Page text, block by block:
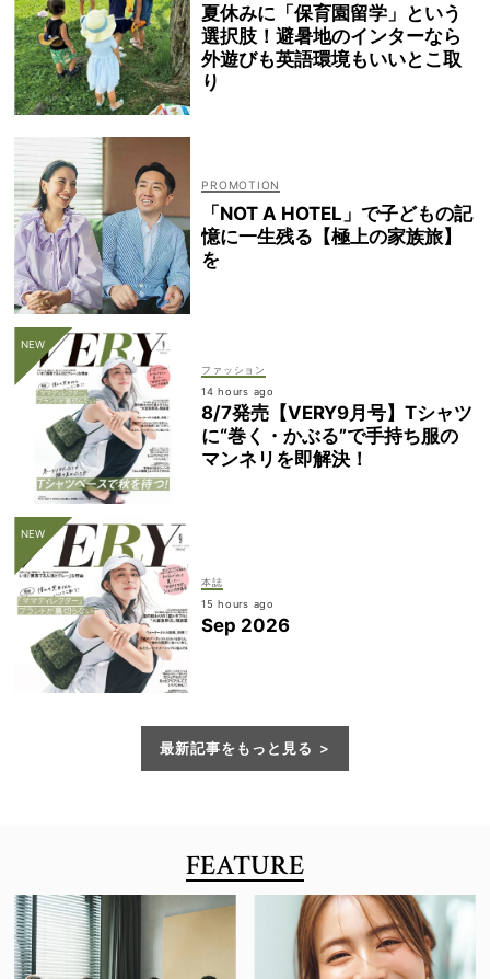
夏休みに「保育園留学」という
選択肢！避暑地のインターなら
外遊びも英語環境もいいとこ取
り
「NOT A HOTEL」で子どもの記
憶に一生残る【極上の家族旅】
を
ファッション
14 hours ago
8/7発売【VERY9月号】Tシャツ
に“巻く・かぶる”で手持ち服の
マンネリを即解決！
本誌
15 hours ago
Sep 2026
最新記事をもっと見る
FEATURE